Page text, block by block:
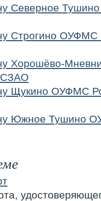
Северное
Строгино ОУФМС
Хорошёво-
СЗАО
Щукино ОУФМС
Южное Тушино